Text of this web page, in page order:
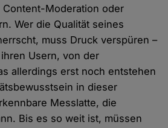
Moderation oder
Wer die Qualität seines
muss Druck verspüren –
Usern, von der
allerdings erst noch entstehen
in dieser
Messlatte, die
Bis es so weit ist, müssen